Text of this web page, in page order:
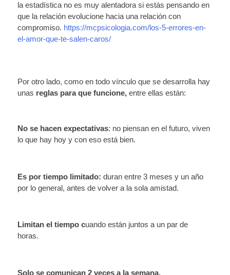
la estadística no es muy alentadora si estás pensando en
que la relación evolucione hacia una relación con
compromiso. https://mcpsicologia.com/los-5-errores-en-
el-amor-que-te-salen-caros/
Por otro lado, como en todo vínculo que se desarrolla hay
unas reglas para que funcione, entre ellas están:
No se hacen expectativas: no piensan en el futuro, viven
lo que hay hoy y con eso está bien.
Es por tiempo limitado: duran entre 3 meses y un año
por lo general, antes de volver a la sola amistad.
Limitan el tiempo cuando están juntos a un par de
horas.
Solo se comunican 2 veces a la semana.